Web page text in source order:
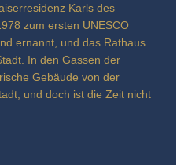
Karls des
zum ersten UNESCO
ernannt, und das Rathaus
In den Gassen der
Gebäude von der
und doch ist die Zeit nicht